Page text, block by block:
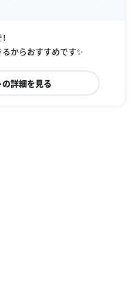
からおすすめです✨
詳細を見る